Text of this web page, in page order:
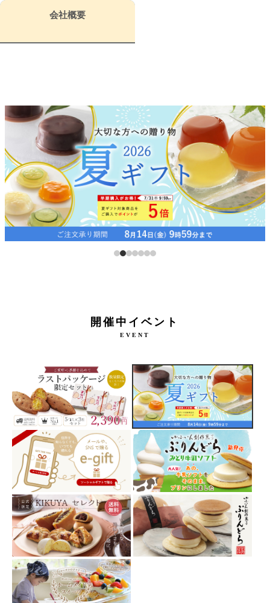
開催中イベント
EVENT
配送・送料
お支払い方法
お問い合わせ
会社概要